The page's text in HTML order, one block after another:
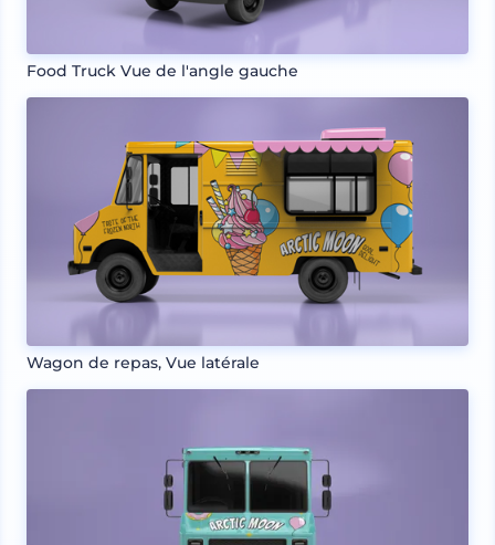
Food Truck Vue de l'angle gauche
Wagon de repas, Vue latérale